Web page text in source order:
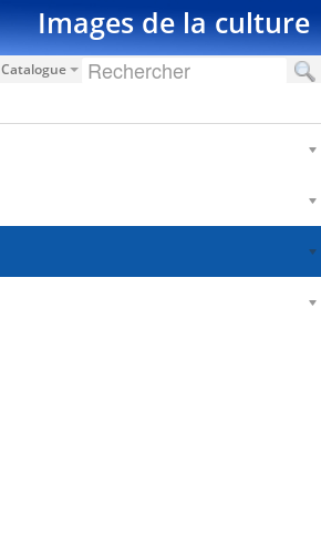
Images de la culture
Catalogue